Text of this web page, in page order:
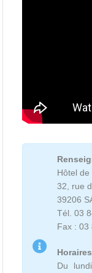
Hôtel de
32, rue
39206
Tél. 03
Fax : 03
Du